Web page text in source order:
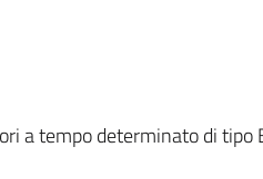
a tempo determinato di tipo